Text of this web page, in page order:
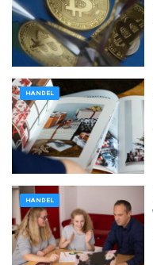
HANDEL
HANDEL